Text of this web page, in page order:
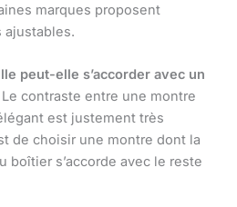
marques proposent
ajustables.
peut-elle s’accorder avec un
contraste entre une montre
est justement très
de choisir une montre dont la
boîtier s’accorde avec le reste